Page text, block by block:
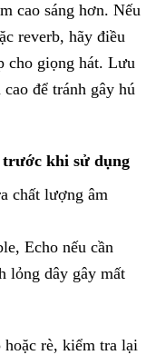
cao sáng hơn. Nếu
reverb, hãy điều
cho giọng hát. Lưu
để tránh gây hú
khi sử dụng
chất lượng âm
Echo nếu cần
lỏng dây gây mất
rè, kiểm tra lại